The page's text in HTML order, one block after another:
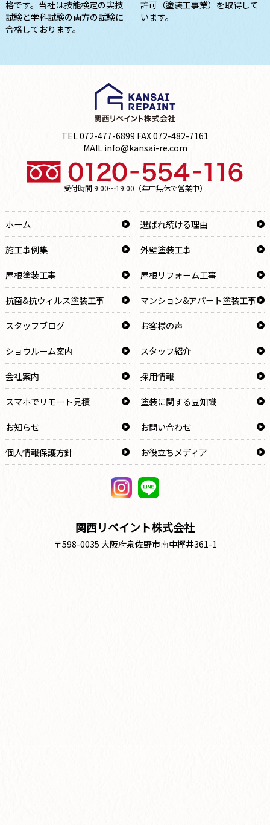
格です。当社は技能検定の実技
試験と学科試験の両方の試験に
合格しております。
許可（塗装工事業）を取得して
います。
TEL 072-477-6899 FAX 072-482-7161
MAIL info@kansai-re.com
受付時間 9:00～19:00（年中無休で営業中）
ホーム
選ばれ続ける理由
施工事例集
外壁塗装工事
屋根塗装工事
屋根リフォーム工事
抗菌&抗ウィルス塗装工事
マンション&アパート塗装工事
スタッフブログ
お客様の声
ショウルーム案内
スタッフ紹介
会社案内
採用情報
スマホでリモート見積
塗装に関する豆知識
お知らせ
お問い合わせ
個人情報保護方針
お役立ちメディア
関西リペイント株式会社
〒598-0035 大阪府泉佐野市南中樫井361-1